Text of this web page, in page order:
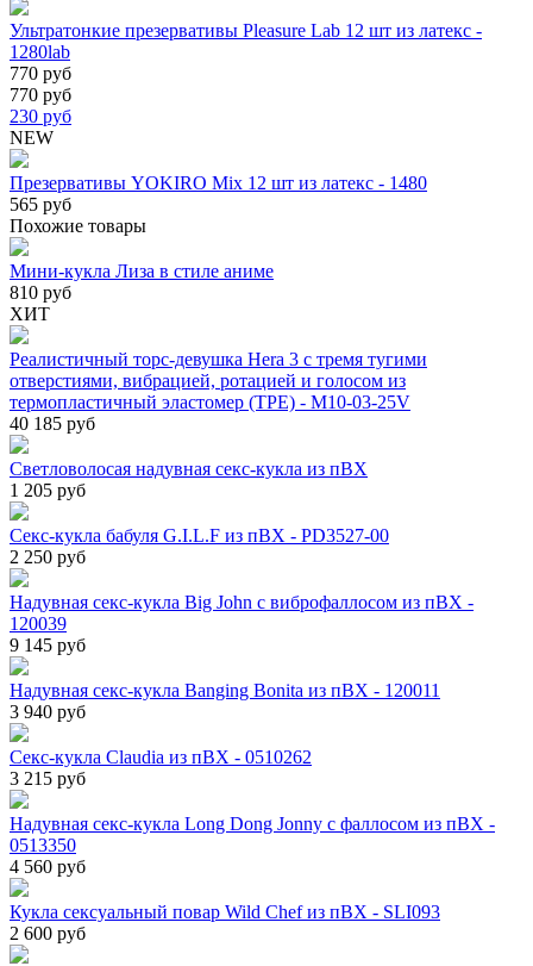
Ультратонкие презервативы Pleasure Lab 12 шт из латекс -
1280lab
770 руб
770 руб
230 руб
NEW
Презервативы YOKIRO Mix 12 шт из латекс - 1480
565 руб
Похожие товары
Мини-кукла Лиза в стиле аниме
810 руб
ХИТ
Реалистичный торс-девушка Hera 3 с тремя тугими
отверстиями, вибрацией, ротацией и голосом из
термопластичный эластомер (TPE) - M10-03-25V
40 185 руб
Светловолосая надувная секс-кукла из пВХ
1 205 руб
Секс-кукла бабуля G.I.L.F из пВХ - PD3527-00
2 250 руб
Надувная секс-кукла Big John с виброфаллосом из пВХ -
120039
9 145 руб
Надувная секс-кукла Banging Bonita из пВХ - 120011
3 940 руб
Секс-кукла Claudia из пВХ - 0510262
3 215 руб
Надувная секс-кукла Long Dong Jonny с фаллосом из пВХ -
0513350
4 560 руб
Кукла сексуальный повар Wild Chef из пВХ - SLI093
2 600 руб